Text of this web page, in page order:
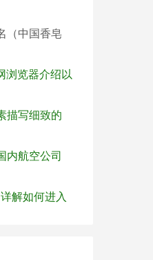
（中国香皂
浏览器介绍以
描写细致的
内航空公司
解如何进入